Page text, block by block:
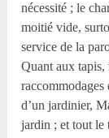
nécessité ; le
moitié vide,
service de la
Quant aux tapis,
raccommodages
d’un jardinier,
jardin ; et tout le